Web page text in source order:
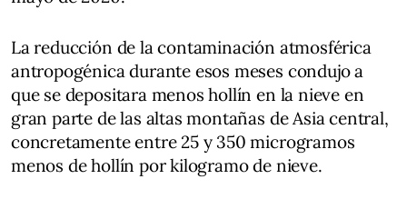
La reducción de la contaminación atmosférica
antropogénica durante esos meses condujo a
que se depositara menos hollín en la nieve en
gran parte de las altas montañas de Asia central,
concretamente entre 25 y 350 microgramos
menos de hollín por kilogramo de nieve.